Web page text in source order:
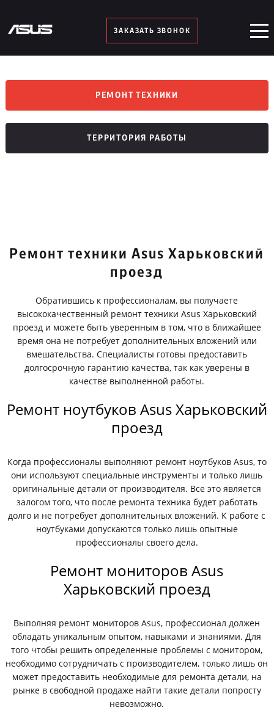
ЗАКАЗАТЬ ЗВОНОК
РЕМОНТ ТЕХНИКИ
ТЕРРИТОРИЯ РАБОТЫ
Ремонт техники Asus Харьковский
проезд
Обратившись к профессионалам, вы получаете
высококачественный ремонт техники Asus Харьковский
проезд и можете быть уверенным в том, что в ближайшее
время она не потребует дополнительных вложений или
вмешательства. Специалисты готовы предоставить
долгосрочную гарантию качества, так как уверены в
качестве выполненной работы.
Ремонт ноутбуков Asus Харьковский
проезд
Когда профессионалы выполняют ремонт ноутбуков Asus, то
они используют специальные инструменты и только лишь
оригинальные детали от производителя. Все это является
залогом того, что после ремонта техника будет работать
долго и не потребует дополнительных вложений. К работе с
ноутбуками допускаются только лишь опытные
профессионалы своего дела.
Ремонт мониторов Asus
Харьковский проезд
Выполняя ремонт мониторов Asus, профессионал должен
обладать уникальным опытом, навыками и знаниями. Для
того чтобы решить определенные проблемы с монитором,
необходимо сотрудничать с производителем, только лишь он
может предоставить необходимые для ремонта детали, на
рынке в свободной продаже найти такие детали попросту
невозможно.